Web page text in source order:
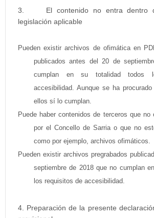
El contenido no entra dentro
legislación aplicable
Pueden existir archivos de ofimática en
publicados antes del 20 de
cumplan en su totalidad todos
accesibilidad. Aunque se ha
ellos sí lo cumplan.
Puede haber contenidos de terceros que no
por el Concello de Sarria o que no
como por ejemplo, archivos ofimáticos.
Pueden existir archivos pregrabados
septiembre de 2018 que no cumplan
los requisitos de accesibilidad.
Preparación de la presente